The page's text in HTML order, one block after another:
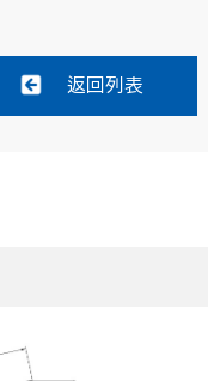
返回列表